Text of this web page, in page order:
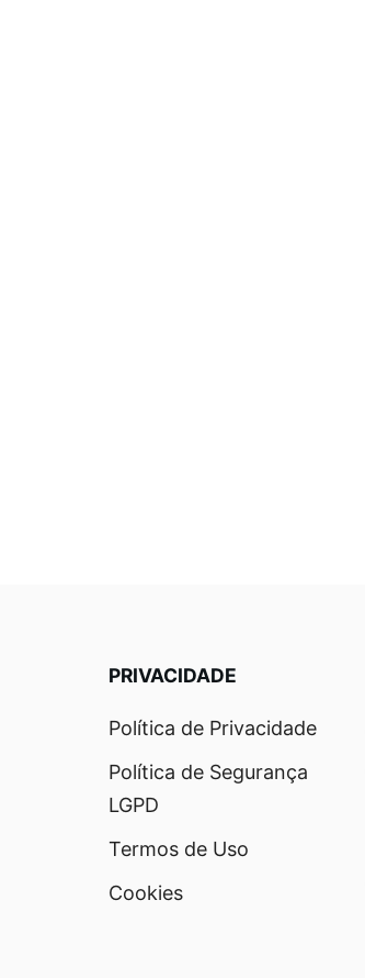
PRIVACIDADE
Política de Privacidade
Política de Segurança
LGPD
Termos de Uso
Cookies